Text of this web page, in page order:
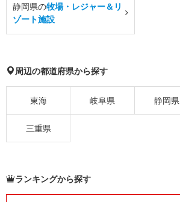
静岡県の牧場・レジャー＆リ
ゾート施設
周辺の都道府県から探す
東海 岐阜県 静岡県
三重県
ランキングから探す